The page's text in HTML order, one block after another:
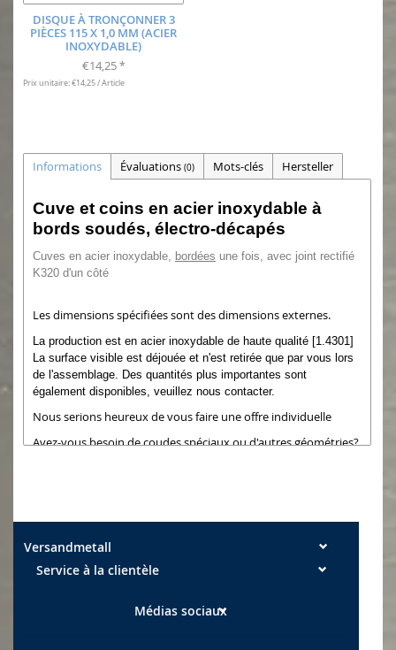
DISQUE À TRONÇONNER 3
PIÈCES 115 X 1,0 MM (ACIER
INOXYDABLE)
€14,25 *
Prix unitaire: €14,25 / Article
Informations Évaluations (0) Mots-clés Hersteller
Cuve et coins en acier inoxydable à
bords soudés, électro-décapés
Cuves en acier inoxydable, bordées une fois, avec joint rectifié
K320 d'un côté
Les dimensions spécifiées sont des dimensions externes.
La production est en acier inoxydable de haute qualité [1.4301]
La surface visible est déjouée et n'est retirée que par vous lors
de l'assemblage. Des quantités plus importantes sont
également disponibles, veuillez nous contacter.
Nous serions heureux de vous faire une offre individuelle
Avez-vous besoin de coudes spéciaux ou d'autres géométries?
courriel:info@tga-exp.de
Les bords coupés peuvent encore partiellement
avoir une légère bavure. Tolérances dimensionnelles: largeur
Versandmetall
Service à la clientèle
Médias sociaux